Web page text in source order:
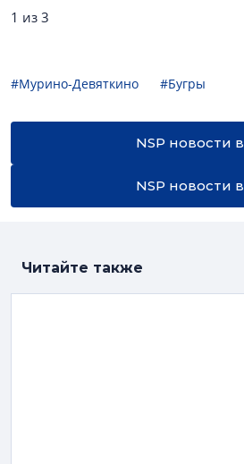
1 из 3
#Мурино-Девяткино #Бугры
NSP новости в
NSP новости в
Читайте также